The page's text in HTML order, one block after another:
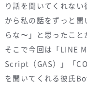
り話を聞いてくれな
から私の話をずっと
らな〜」と思ったこと
そこで今回は「LINE
Script（GAS）」「
を聞いてくれる彼氏